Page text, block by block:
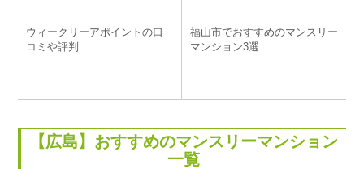
k
ウィークリーアポイントの口
コミや評判
福山市でおすすめのマンスリー
マンション3選
【広島】おすすめのマンスリーマンション
一覧